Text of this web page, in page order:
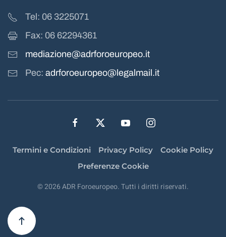
Tel: 06 3225071
Fax: 06 62294361
mediazione@adrforoeuropeo.it
Pec: adrforoeuropeo@legalmail.it
Termini e Condizioni Privacy Policy
Cookie Policy
Preferenze Cookie
©2026ADR Foroeuropeo. Tutti i diritti riservati.